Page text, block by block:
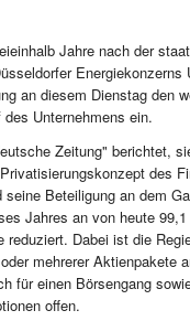
Jahre nach der
Energiekonzerns
an diesem Dienstag den
Unternehmens ein.
Zeitung" berichtet,
des
seine Beteiligung an dem
Jahres an von heute
reduziert. Dabei ist die
mehrerer Aktienpakete
für einen Börsengang
offen.